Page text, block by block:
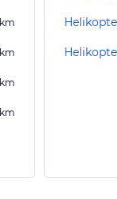
km
km
km
km